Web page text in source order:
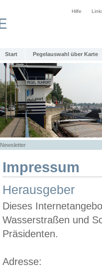
Hilfe
Start Pegelauswahl über Karte
Newsletter
Impressum
Herausgeber
Dieses
Wasserstraßen und
Präsidenten.
Adresse: